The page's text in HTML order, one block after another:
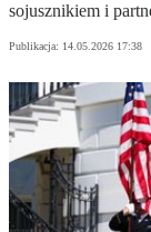
sojusznikiem i
Publikacja: 14.05.2026 17:38